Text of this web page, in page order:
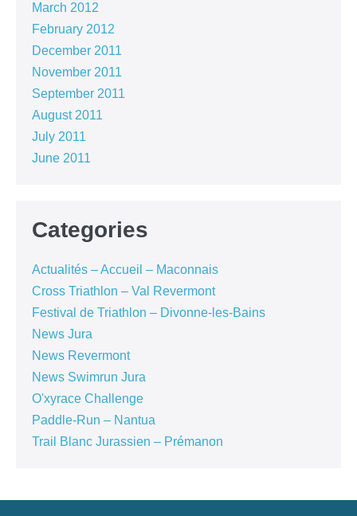
March 2012
February 2012
December 2011
November 2011
September 2011
August 2011
July 2011
June 2011
Categories
Actualités – Accueil – Maconnais
Cross Triathlon – Val Revermont
Festival de Triathlon – Divonne-les-Bains
News Jura
News Revermont
News Swimrun Jura
O'xyrace Challenge
Paddle-Run – Nantua
Trail Blanc Jurassien – Prémanon